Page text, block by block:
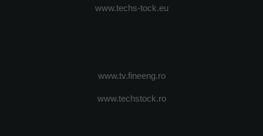
www.techs-tock.eu
www.tv.fineeng.ro
www.techstock.ro